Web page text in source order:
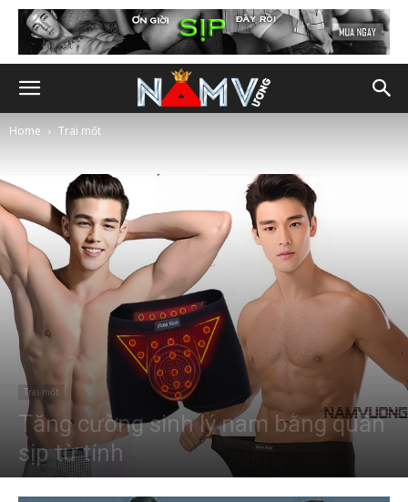
Home Trai mốt
Trai mốt
Tăng cường sinh lý nam bằng quần
sịp từ tính